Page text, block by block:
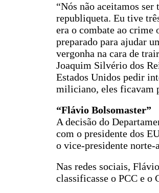
“Nós não aceitamos
republiqueta. Eu tive
era o combate ao crime
preparado para ajudar
vergonha na cara de
Joaquim Silvério dos
Estados Unidos pedir
miliciano, eles ficavam
“Flávio Bolsomaster”
A decisão do
com o presidente dos
o vice-presidente norte-
Nas redes sociais,
classificasse o PCC e o